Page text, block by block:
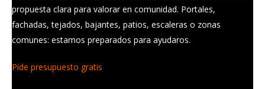
propuesta clara para valorar en comunidad. Portales,
fachadas, tejados, bajantes, patios, escaleras o zonas
comunes: estamos preparados para ayudaros.
Pide presupuesto gratis